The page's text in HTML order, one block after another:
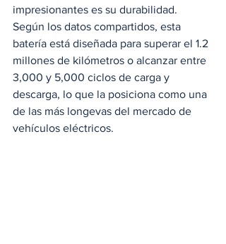
impresionantes es su durabilidad.
Según los datos compartidos, esta
batería está diseñada para superar el 1.2
millones de kilómetros o alcanzar entre
3,000 y 5,000 ciclos de carga y
descarga, lo que la posiciona como una
de las más longevas del mercado de
vehículos eléctricos.